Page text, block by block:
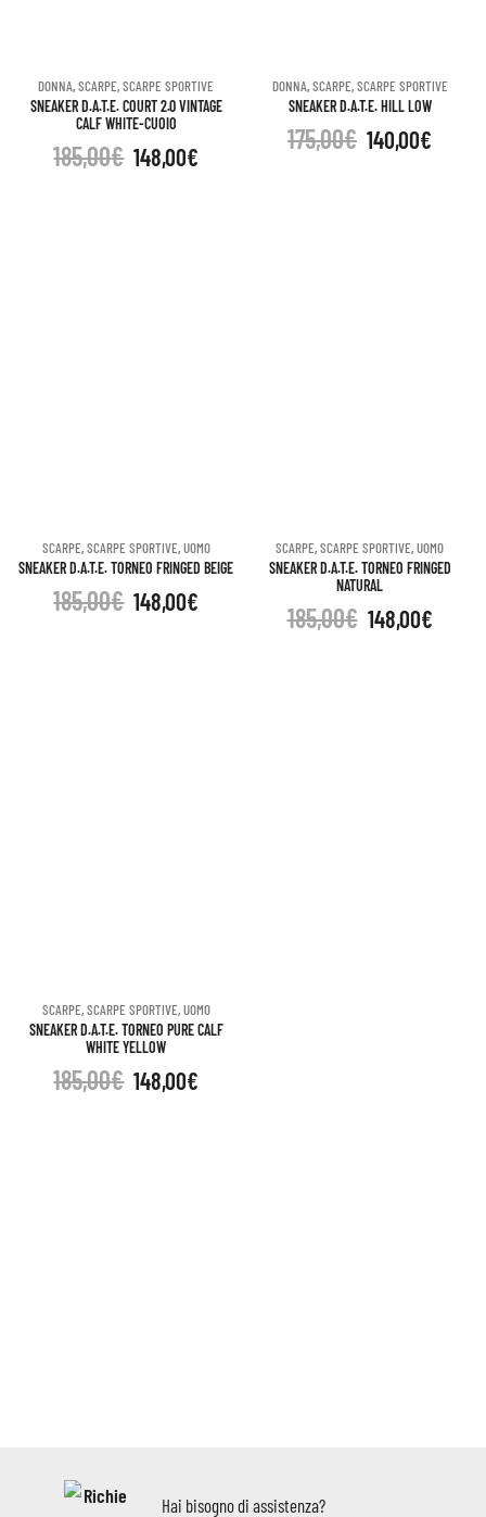
DONNA,SCARPE,SCARPE SPORTIVE
SNEAKER D.A.T.E. COURT 2.0 VINTAGE
CALF WHITE-CUOIO
185,00€ 148,00€
DONNA,SCARPE,SCARPE SPORTIVE
SNEAKER D.A.T.E. HILL LOW
175,00€ 140,00€
SCARPE,SCARPE SPORTIVE,UOMO
SNEAKER D.A.T.E. TORNEO FRINGED BEIGE
185,00€ 148,00€
SCARPE,SCARPE SPORTIVE,UOMO
SNEAKER D.A.T.E. TORNEO FRINGED
NATURAL
185,00€ 148,00€
SCARPE,SCARPE SPORTIVE,UOMO
SNEAKER D.A.T.E. TORNEO PURE CALF
WHITE YELLOW
185,00€ 148,00€
Hai bisogno di assistenza?